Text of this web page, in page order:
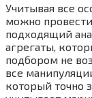
Учитывая все
можно
подходящий
агрегаты,
подбором не
все
который точно